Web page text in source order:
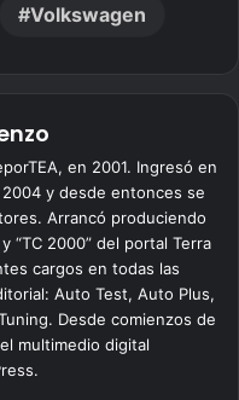
Volkswagen
en 2001. Ingresó en
y desde entonces se
Arrancó produciendo
“TC 2000” del portal Terra
cargos en todas las
Auto Test, Auto Plus,
Desde comienzos de
multimedio digital